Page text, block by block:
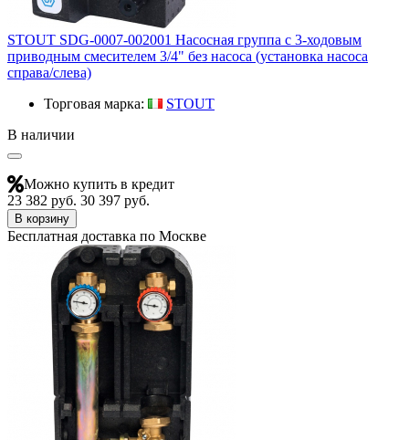
STOUT SDG-0007-002001 Насосная группа с 3-ходовым
приводным смесителем 3/4" без насоса (установка насоса
справа/слева)
Торговая марка:
STOUT
В наличии
Можно купить в кредит
23 382 руб. 30 397 руб.
В корзину
Бесплатная доставка по Москве